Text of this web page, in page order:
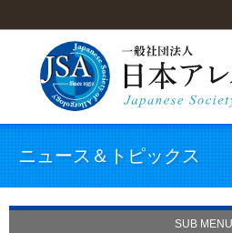
ニュース＆トピックス
SUB MENU